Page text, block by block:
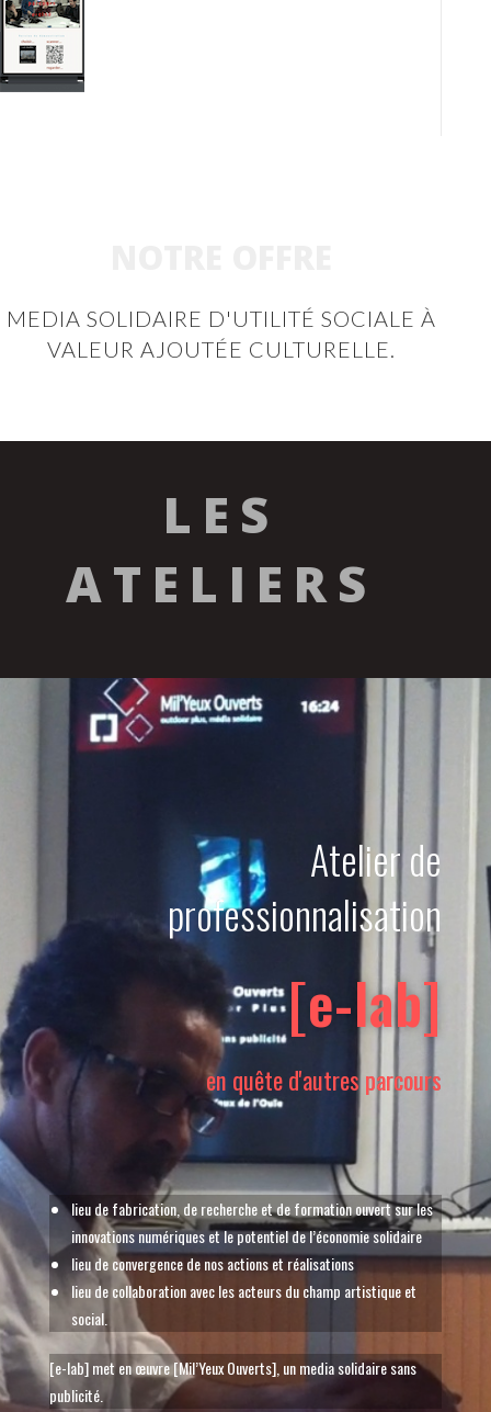
MEDIA SOLIDAIRE D'UTILITÉ SOCIALE À
VALEUR AJOUTÉE CULTURELLE.
LES
ATELIERS
Atelier de
professionnalisation
[e-lab]
en quête d'autres parcours
lieu de fabrication, de recherche et de formation ouvert sur les
innovations numériques et le potentiel de l’économie solidaire
lieu de convergence de nos actions et réalisations
lieu de collaboration avec les acteurs du champ artistique et
social.
[e-lab] met en œuvre [Mil’Yeux Ouverts], un media solidaire sans
publicité.